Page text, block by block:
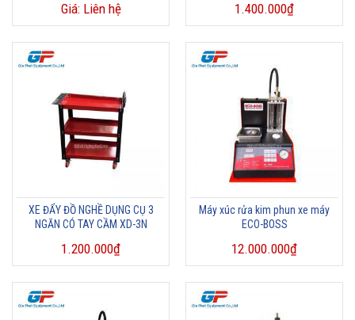
Giá: Liên hệ 1.400.000₫
XE ĐẨY ĐỒ NGHỀ DỤNG CỤ 3
NGĂN CÓ TAY CẦM XD-3N
1.200.000₫
Máy xúc rửa kim phun xe máy
ECO-BOSS
12.000.000₫